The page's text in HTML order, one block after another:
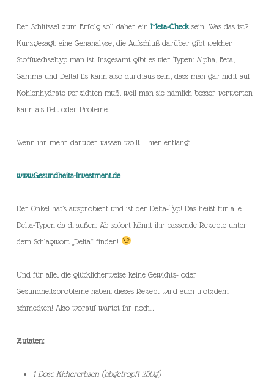
Der Schlüssel zum Erfolg soll daher ein Meta-Checksein! Was das ist?
Kurzgesagt: eine Genanalyse, die Aufschluß darüber gibt welcher
Stoffwechseltyp man ist. Insgesamt gibt es vier Typen: Alpha, Beta,
Gamma und Delta! Es kann also durchaus sein, dass man gar nicht auf
Kohlenhydrate verzichten muß, weil man sie nämlich besser verwerten
kann als Fett oder Proteine.
Wenn ihr mehr darüber wissen wollt – hier entlang:
www.Gesundheits-Investment.de
Der Onkel hat’s ausprobiert und ist der Delta-Typ! Das heißt für alle
Delta-Typen da draußen: Ab sofort könnt ihr passende Rezepte unter
dem Schlagwort „Delta“ finden!
Und für alle, die glücklicherweise keine Gewichts- oder
Gesundheitsprobleme haben: dieses Rezept wird euch trotzdem
schmecken! Also worauf wartet ihr noch…
Zutaten:
1 Dose Kichererbsen (abgetropft 250g)